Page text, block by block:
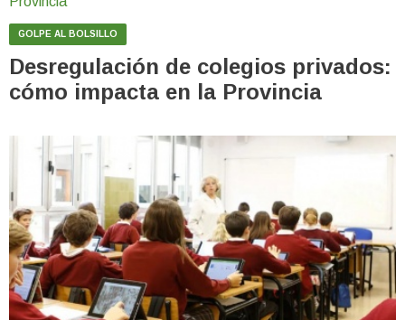
GOLPE AL BOLSILLO
Desregulación de colegios privados:
cómo impacta en la Provincia